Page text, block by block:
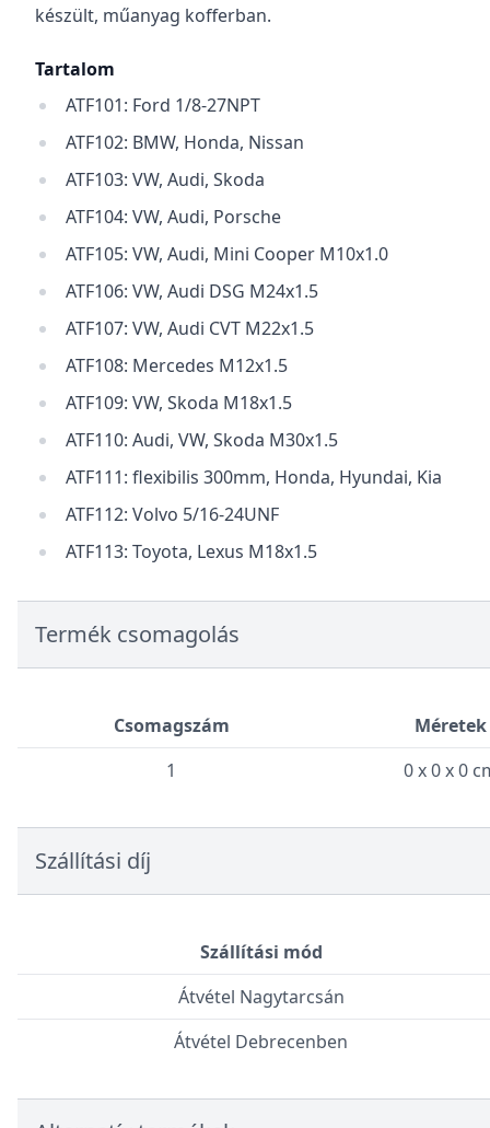
készült, műanyag kofferban.
Tartalom
ATF101: Ford 1/8-27NPT
ATF102: BMW, Honda, Nissan
ATF103: VW, Audi, Skoda
ATF104: VW, Audi, Porsche
ATF105: VW, Audi, Mini Cooper M10x1.0
ATF106: VW, Audi DSG M24x1.5
ATF107: VW, Audi CVT M22x1.5
ATF108: Mercedes M12x1.5
ATF109: VW, Skoda M18x1.5
ATF110: Audi, VW, Skoda M30x1.5
ATF111: flexibilis 300mm, Honda, Hyundai, Kia
ATF112: Volvo 5/16-24UNF
ATF113: Toyota, Lexus M18x1.5
Termék csomagolás
Csomagszám Méretek
1
0 x 0 x 0
Szállítási díj
Szállítási mód
Átvétel Nagytarcsán
Átvétel Debrecenben